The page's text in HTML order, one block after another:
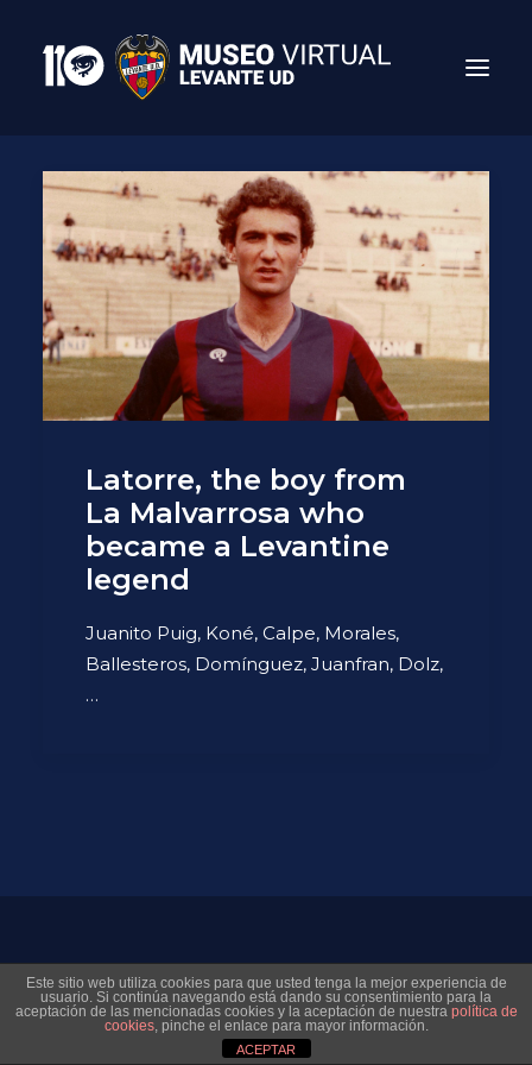
Search
Latorre, the boy from
La Malvarrosa who
became a Levantine
legend
Juanito Puig, Koné, Calpe, Morales,
Ballesteros, Domínguez, Juanfran, Dolz,
…
© 2026 Museo Virtual Levante UD. All rights reserved
Este sitio web utiliza cookies para que usted tenga la mejor experiencia de
usuario. Si continúa navegando está dando su consentimiento para la
aceptación de las mencionadas cookies y la aceptación de nuestra política de
cookies, pinche el enlace para mayor información.
ACEPTAR